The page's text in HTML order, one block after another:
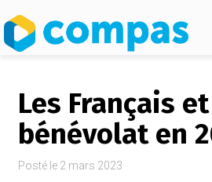
Les Français
bénévolat en
Posté le 2 mars 2023